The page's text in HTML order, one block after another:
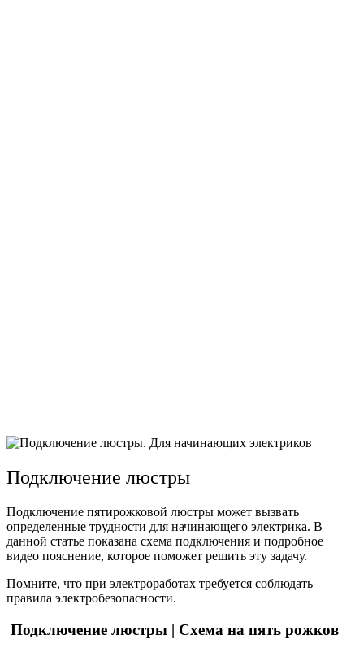
Подключение люстры
Подключение пятирожковой люстры может вызвать
определенные трудности для начинающего электрика. В
данной статье показана схема подключения и подробное
видео пояснение, которое поможет решить эту задачу.
Помните, что при электроработах требуется соблюдать
правила электробезопасности.
Подключение люстры | Схема на пять рожков